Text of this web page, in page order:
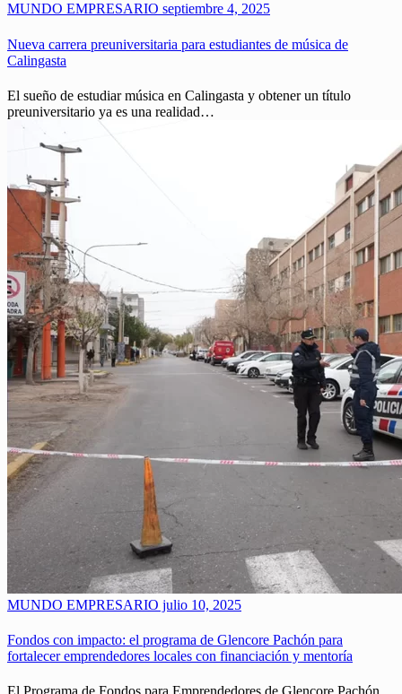
MUNDO EMPRESARIO septiembre 4, 2025
Nueva carrera preuniversitaria para estudiantes de música de
Calingasta
El sueño de estudiar música en Calingasta y obtener un título
preuniversitario ya es una realidad…
MUNDO EMPRESARIO julio 10, 2025
Fondos con impacto: el programa de Glencore Pachón para
fortalecer emprendedores locales con financiación y mentoría